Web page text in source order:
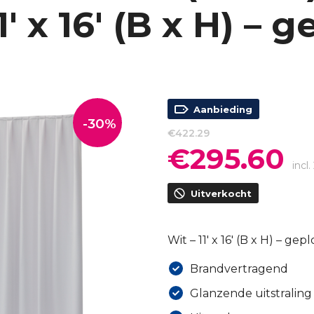
x 16′ (B x H) –
-30%
Aanbieding
€422.29
Oorspronkelijke
prijs
was:
€422.29.
€295.60 incl.
Uitverkocht
Wit – 11′ x 16′ (B x H) –
Brandvertragend
Glanzende uitstraling